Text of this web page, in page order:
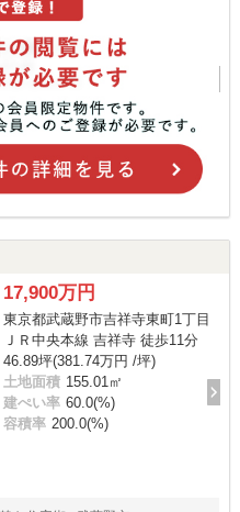
17,900万円
東京都武蔵野市吉祥寺東町1丁目
ＪＲ中央本線 吉祥寺 徒歩11分
46.89坪(381.74万円 /坪)
土地面積 155.01㎡
建ぺい率 60.0(%)
容積率 200.0(%)